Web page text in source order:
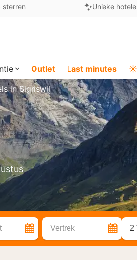
sterren Unieke
Outlet Last minutes ☀️
in Sigriswil
Vertrek 2